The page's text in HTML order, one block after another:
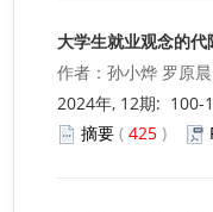
大学生就业观念的
作者：孙小烨 罗原
2024年, 12期: 100-
摘要 ( 425 )